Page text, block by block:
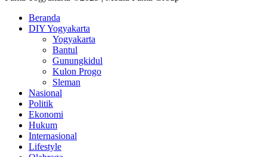
Beranda
DIY Yogyakarta
Yogyakarta
Bantul
Gunungkidul
Kulon Progo
Sleman
Nasional
Politik
Ekonomi
Hukum
Internasional
Lifestyle